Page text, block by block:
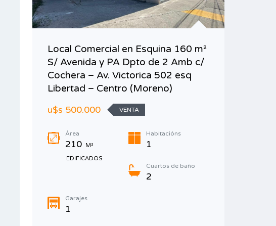
Local Comercial en Esquina 160 m²
S/ Avenida y PA Dpto de 2 Amb c/
Cochera – Av. Victorica 502 esq
Libertad – Centro (Moreno)
u$s 500.000
VENTA
Área
210
M²
EDIFICADOS
Habitacións
1
Cuartos de baño
2
Garajes
1